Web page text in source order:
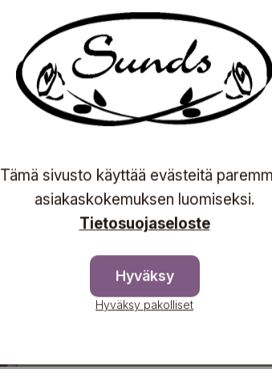
Tilaa
uutiset,
inspiroivat vinkit
tapahtumista
Tilaa
Tämä sivusto käyttää evästeitä
asiakaskokemuksen luomiseksi.
Tietosuojaseloste
Hyväksy
Hyväksy pakolliset